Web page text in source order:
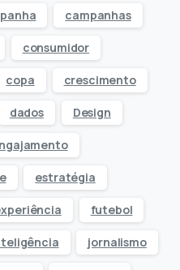
campanhas
consumidor
copa crescimento
dados Design
estratégia
futebol
jornalismo